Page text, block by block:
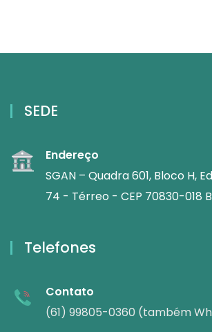
SEDE
Endereço
SGAN – Quadra 601, Bloco H,
74 - Térreo - CEP 70830-018
Telefones
Contato
(61) 99805-0360 (também